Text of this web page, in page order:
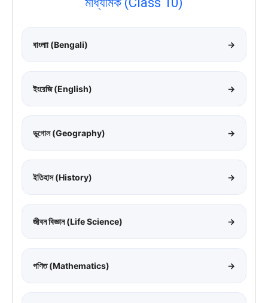
বাংলাা (Bengali) →
ইংরেজি (English) →
ভূগোল (Geography) →
ইতিহাস (History) →
জীবন বিজ্ঞান (Life Science) →
গণিত (Mathematics) →